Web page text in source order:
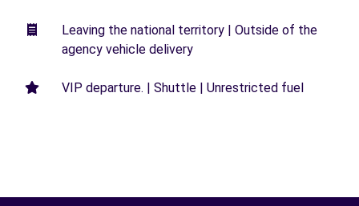
Leaving the national territory | Outside of the
agency vehicle delivery
VIP departure. | Shuttle | Unrestricted fuel